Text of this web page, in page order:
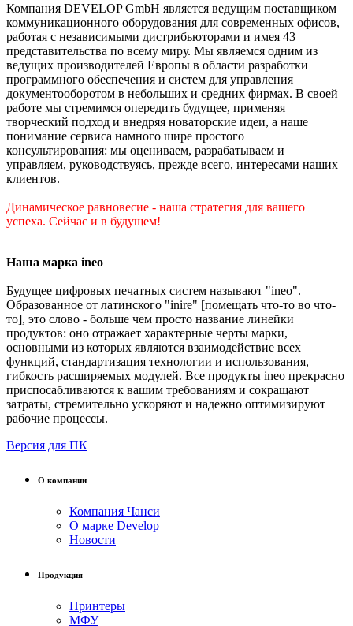
Компания DEVELOP GmbH является ведущим поставщиком
коммуникационного оборудования для современных офисов,
работая с независимыми дистрибьюторами и имея 43
представительства по всему миру. Мы являемся одним из
ведущих производителей Европы в области разработки
программного обеспечения и систем для управления
документооборотом в небольших и средних фирмах. В своей
работе мы стремимся опередить будущее, применяя
творческий подход и внедряя новаторские идеи, а наше
понимание сервиса намного шире простого
консультирования: мы оцениваем, разрабатываем и
управляем, руководствуясь, прежде всего, интересами наших
клиентов.
Динамическое равновесие - наша стратегия для вашего
успеха. Сейчас и в будущем!
Наша марка ineo
Будущее цифровых печатных систем называют "ineo".
Образованное от латинского "inire" [помещать что-то во что-
то], это слово - больше чем просто название линейки
продуктов: оно отражает характерные черты марки,
основными из которых являются взаимодействие всех
функций, стандартизация технологии и использования,
гибкость расширяемых модулей. Все продукты ineo прекрасно
приспосабливаются к вашим требованиям и сокращают
затраты, стремительно ускоряют и надежно оптимизируют
рабочие процессы.
Версия для ПК
О компании
Компания Чанси
О марке Develop
Новости
Продукция
Принтеры
МФУ